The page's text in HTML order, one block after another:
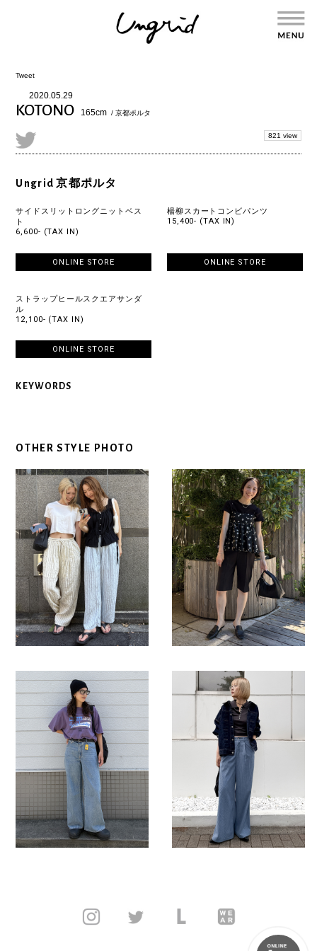
Tweet
2020.05.29
KOTONO 165cm / 京都ポルタ
821 view
Ungrid 京都ポルタ
サイドスリットロングニットベス
ト
6,600- (TAX IN)
ONLINE STORE
楊柳スカートコンビパンツ
15,400- (TAX IN)
ONLINE STORE
ストラップヒールスクエアサンダ
ル
12,100- (TAX IN)
ONLINE STORE
KEYWORDS
OTHER STYLE PHOTO